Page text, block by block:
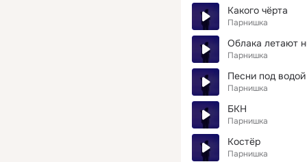
Какого чёрта
Парнишка
Облака летают
Парнишка
Песни под водой
Парнишка
БКН
Парнишка
Костёр
Парнишка